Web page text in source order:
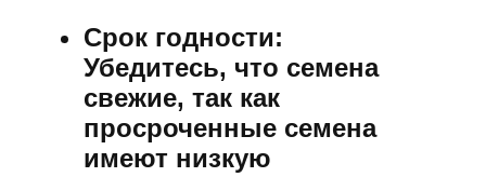
Срок годности:
Убедитесь, что семена
свежие, так как
просроченные семена
имеют низкую